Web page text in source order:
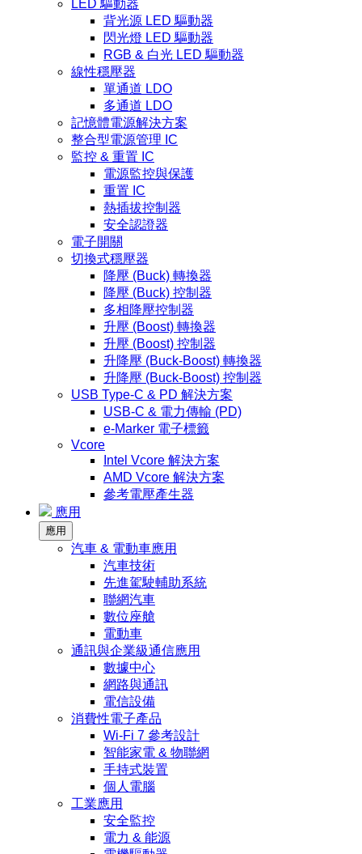
LED 驅動器
背光源 LED 驅動器
閃光燈 LED 驅動器
RGB & 白光 LED 驅動器
線性穩壓器
單通道 LDO
多通道 LDO
記憶體電源解決方案
整合型電源管理 IC
監控 & 重置 IC
電源監控與保護
重置 IC
熱插拔控制器
安全認證器
電子開關
切換式穩壓器
降壓 (Buck) 轉換器
降壓 (Buck) 控制器
多相降壓控制器
升壓 (Boost) 轉換器
升壓 (Boost) 控制器
升降壓 (Buck-Boost) 轉換器
升降壓 (Buck-Boost) 控制器
USB Type-C & PD 解決方案
USB-C & 電力傳輸 (PD)
e-Marker 電子標籤
Vcore
Intel Vcore 解決方案
AMD Vcore 解決方案
參考電壓產生器
應用
應用
汽車 & 電動車應用
汽車技術
先進駕駛輔助系統
聯網汽車
數位座艙
電動車
通訊與企業級通信應用
數據中心
網路與通訊
電信設備
消費性電子產品
Wi-Fi 7 參考設計
智能家電 & 物聯網
手持式裝置
個人電腦
工業應用
安全監控
電力 & 能源